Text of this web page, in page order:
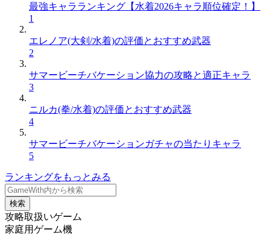
最強キャラランキング【水着2026キャラ順位確定！】
1
エレノア(大剣/水着)の評価とおすすめ武器
2
サマービーチバケーション協力の攻略と適正キャラ
3
ニルカ(拳/水着)の評価とおすすめ武器
4
サマービーチバケーションガチャの当たりキャラ
5
ランキングをもっとみる
検索
攻略取扱いゲーム
家庭用ゲーム機